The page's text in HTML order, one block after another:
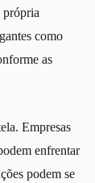
própria
como
as
Empresas
enfrentar
podem se